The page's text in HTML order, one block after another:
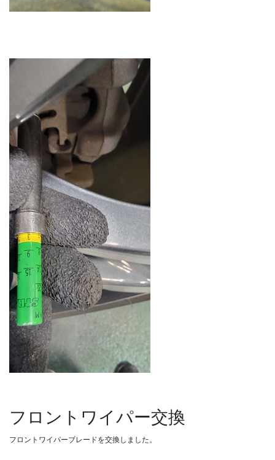
フロントワイパー交換
フロントワイパーブレードを交換しました。